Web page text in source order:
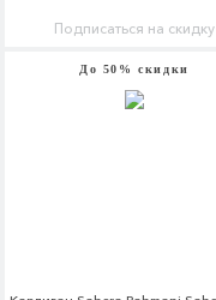
Подписаться на скидку
До 50% скидки